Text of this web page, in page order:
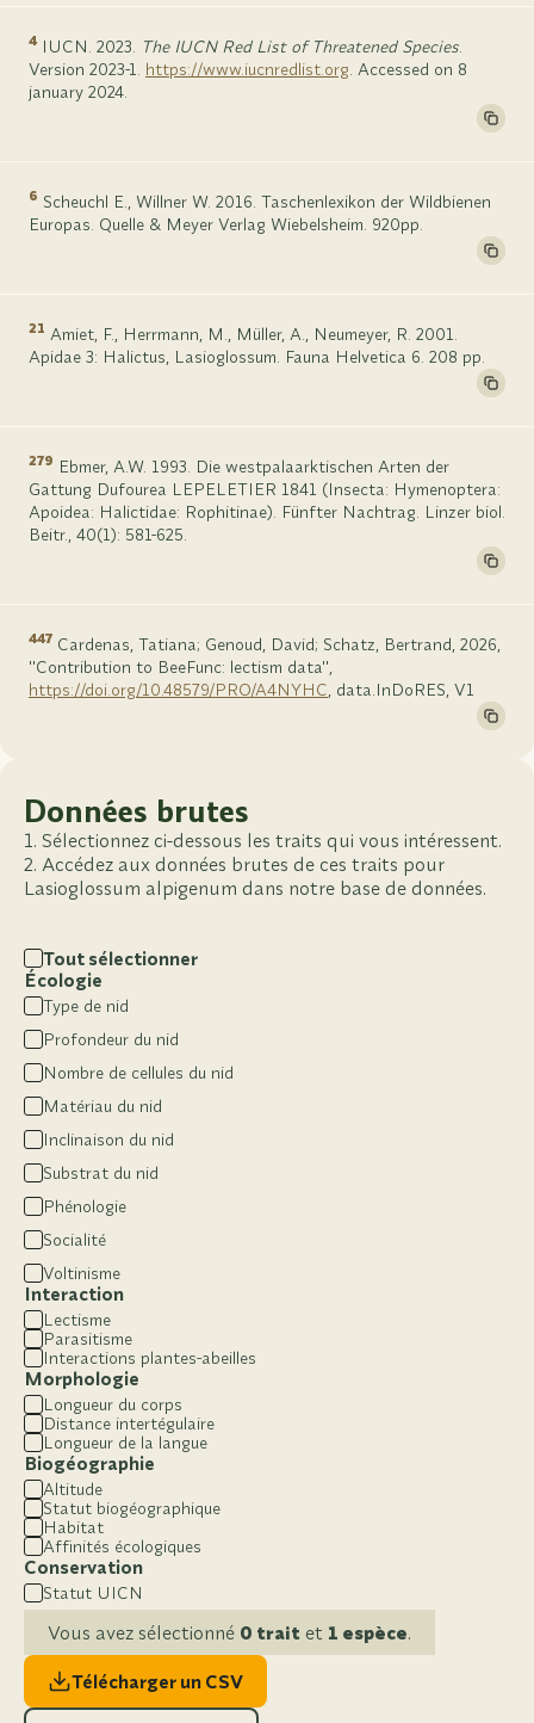
4 IUCN. 2023. The IUCN Red List of Threatened Species.
Version 2023-1. https://www.iucnredlist.org. Accessed on 8
january 2024.
6 Scheuchl E., Willner W. 2016. Taschenlexikon der Wildbienen
Europas. Quelle & Meyer Verlag Wiebelsheim. 920pp.
21 Amiet, F., Herrmann, M., Müller, A., Neumeyer, R. 2001.
Apidae 3: Halictus, Lasioglossum. Fauna Helvetica 6. 208 pp.
279 Ebmer, A.W. 1993. Die westpalaarktischen Arten der
Gattung Dufourea LEPELETIER 1841 (Insecta: Hymenoptera:
Apoidea: Halictidae: Rophitinae). Fünfter Nachtrag. Linzer biol.
Beitr., 40(1): 581-625.
447 Cardenas, Tatiana; Genoud, David; Schatz, Bertrand, 2026,
"Contribution to BeeFunc: lectism data",
https://doi.org/10.48579/PRO/A4NYHC, data.InDoRES, V1
Données brutes
Sélectionnez ci-dessous les traits qui vous intéressent.
Accédez aux données brutes de ces traits pour
Lasioglossum alpigenum dans notre base de données.
Tout sélectionner
Écologie
Type de nid
Profondeur du nid
Nombre de cellules du nid
Matériau du nid
Inclinaison du nid
Substrat du nid
Phénologie
Socialité
Voltinisme
Interaction
Lectisme
Parasitisme
Interactions plantes-abeilles
Morphologie
Longueur du corps
Distance intertégulaire
Longueur de la langue
Biogéographie
Altitude
Statut biogéographique
Habitat
Affinités écologiques
Conservation
Statut UICN
Vous avez sélectionné 0 trait et 1 espèce.
Télécharger un CSV